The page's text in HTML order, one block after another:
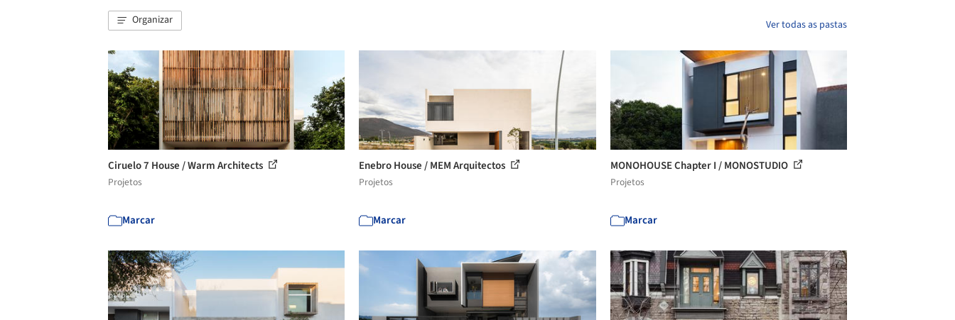
Organizar Ver todas as pastas
Ciruelo 7 House / Warm Architects
Projetos
Marcar
Enebro House / MEM Arquitectos
Projetos
Marcar
MONOHOUSE Chapter I / MONOSTUDIO
Projetos
Marcar